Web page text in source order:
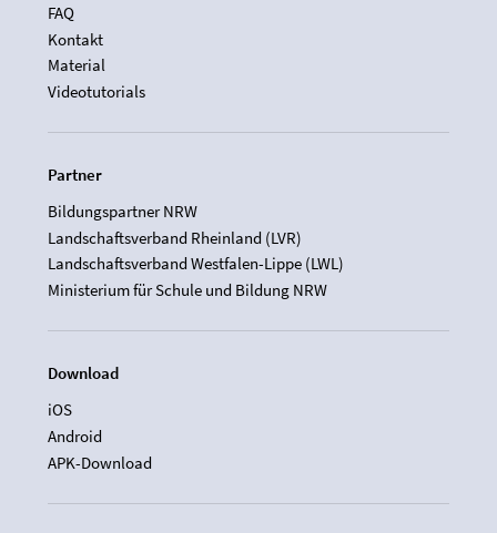
FAQ
Kontakt
Material
Videotutorials
Partner
Bildungspartner NRW
Landschaftsverband Rheinland (LVR)
Landschaftsverband Westfalen-Lippe (LWL)
Ministerium für Schule und Bildung NRW
Download
iOS
Android
APK-Download